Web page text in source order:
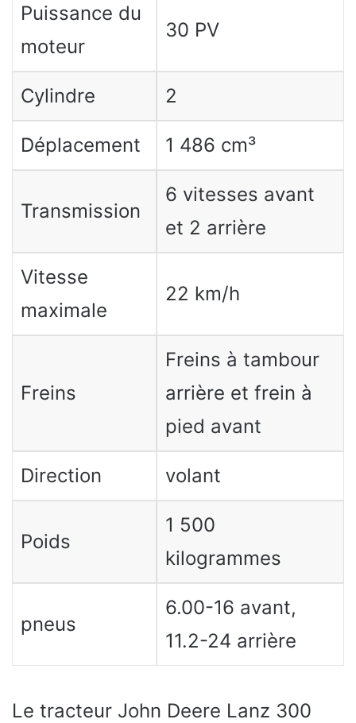
Puissance du
moteur
30 PV
Cylindre 2
Déplacement 1 486 cm³
Transmission
6 vitesses avant
et 2 arrière
Vitesse
maximale
22 km/h
Freins
Freins à tambour
arrière et frein à
pied avant
Direction volant
Poids
1 500
kilogrammes
pneus
6.00-16 avant,
11.2-24 arrière
Le tracteur John Deere Lanz 300